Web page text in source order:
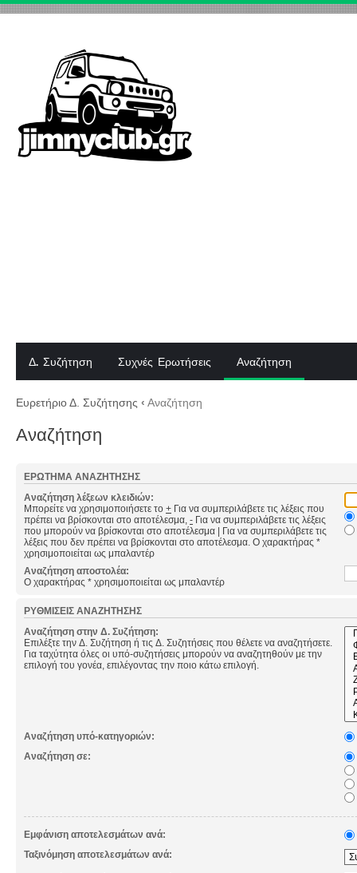
Δ. Συζήτηση Συχνές Ερωτήσεις Αναζήτηση
Ευρετήριο Δ. Συζήτησης ‹ Αναζήτηση
Αναζήτηση
ΕΡΏΤΗΜΑ ΑΝΑΖΉΤΗΣΗΣ
Αναζήτηση λέξεων κλειδιών:
Μπορείτε να χρησιμοποιήσετε το + Για να συμπεριλάβετε τις λέξεις που
πρέπει να βρίσκονται στο αποτέλεσμα, - Για να συμπεριλάβετε τις λέξεις
που μπορούν να βρίσκονται στο αποτέλεσμα | Για να συμπεριλάβετε τις
λέξεις που δεν πρέπει να βρίσκονται στο αποτέλεσμα. Ο χαρακτήρας *
χρησιμοποιείται ως μπαλαντέρ
Αναζήτηση αποστολέα:
Ο χαρακτήρας * χρησιμοποιείται ως μπαλαντέρ
ΡΥΘΜΊΣΕΙΣ ΑΝΑΖΉΤΗΣΗΣ
Αναζήτηση στην Δ. Συζήτηση:
Επιλέξτε την Δ. Συζήτηση ή τις Δ. Συζητήσεις που θέλετε να αναζητήσετε.
Για ταχύτητα όλες οι υπό-συζητήσεις μπορούν να αναζητηθούν με την
επιλογή του γονέα, επιλέγοντας την ποιο κάτω επιλογή.
Αναζήτηση υπό-κατηγοριών:
Αναζήτηση σε:
Εμφάνιση αποτελεσμάτων ανά:
Ταξινόμηση αποτελεσμάτων ανά: